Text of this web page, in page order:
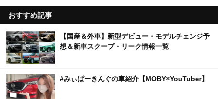
おすすめ記事
【国産＆外車】新型デビュー・モデルチェンジ予
想＆新車スクープ・リーク情報一覧
#みぃぱーきんぐの車紹介【MOBY×YouTuber】